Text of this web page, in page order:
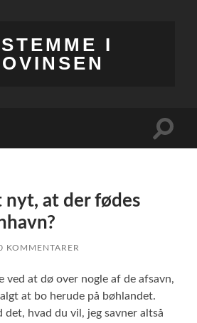
I
Toggle
nyt, at der fødes
KOMMENTARER
ved at dø over nogle af de afsavn,
at bo herude på bøhlandet.
det, hvad du vil, jeg savner altså